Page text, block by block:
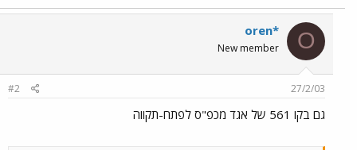
O
oren*
New member
27/2/03
#2
גם בקו 561 של אגד מכפ"ס לפתח-תקווה